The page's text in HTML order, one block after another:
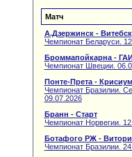
Матч
А.Дзержинск - Витебск
Чемпионат Беларуси.
Броммапойкарна -
Чемпионат Швеции.
Понте-Прета -
Чемпионат Бразилии.
09.07.2026
Бранн - Старт
Чемпионат Норвегии.
Ботафого РЖ -
Чемпионат Бразилии.